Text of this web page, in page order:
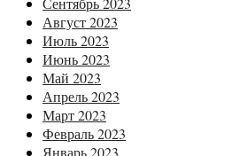
Август 2023
Июль 2023
Июнь 2023
Май 2023
Апрель 2023
Март 2023
Февраль 2023
Январь 2023